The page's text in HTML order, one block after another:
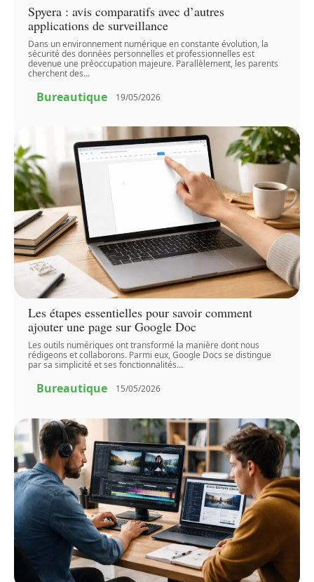
Spyera : avis comparatifs avec d’autres
applications de surveillance
Dans un environnement numérique en constante évolution, la
sécurité des données personnelles et professionnelles est
devenue une préoccupation majeure. Parallèlement, les parents
cherchent des…
Bureautique 19/05/2026
Les étapes essentielles pour savoir comment
ajouter une page sur Google Doc
Les outils numériques ont transformé la manière dont nous
rédigeons et collaborons. Parmi eux, Google Docs se distingue
par sa simplicité et ses fonctionnalités…
Bureautique 15/05/2026